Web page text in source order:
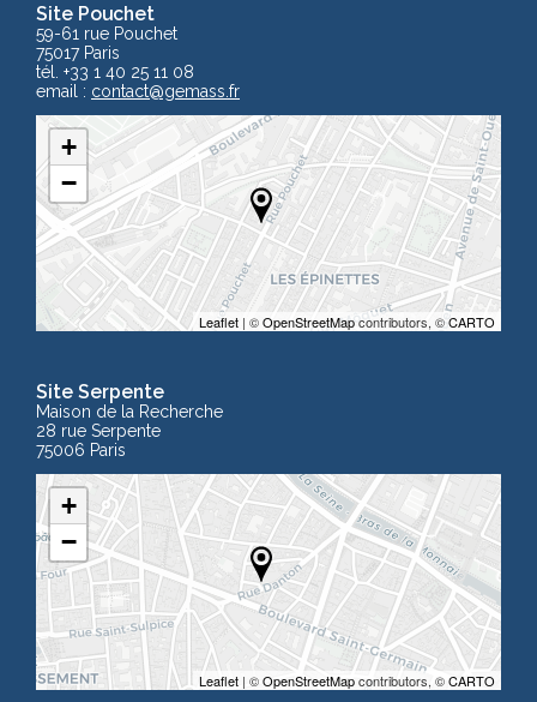
Site Pouchet
59-61 rue Pouchet
75017 Paris
tél. +33 1 40 25 11 08
email : contact@gemass.fr
+
−
Leaflet | ©OpenStreetMapcontributors, ©CARTO
Site Serpente
Maison de la Recherche
28 rue Serpente
75006 Paris
+
−
Leaflet | ©OpenStreetMapcontributors, ©CARTO